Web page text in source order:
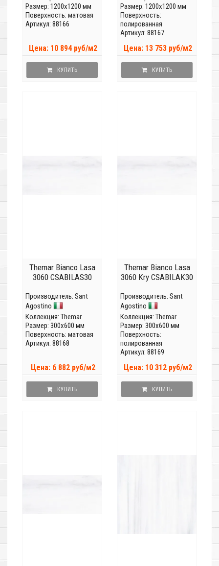
Размер: 1200x1200 мм
Поверхность: матовая
Артикул: 88166
Цена: 10 894 руб/м2
КУПИТЬ
Размер: 1200x1200 мм
Поверхность:
полированная
Артикул: 88167
Цена: 13 753 руб/м2
КУПИТЬ
Themar Bianco Lasa
3060 CSABILAS30
Производитель: Sant
Agostino
Коллекция: Themar
Размер: 300x600 мм
Поверхность: матовая
Артикул: 88168
Цена: 6 882 руб/м2
КУПИТЬ
Themar Bianco Lasa
3060 Kry CSABILAK30
Производитель: Sant
Agostino
Коллекция: Themar
Размер: 300x600 мм
Поверхность:
полированная
Артикул: 88169
Цена: 10 312 руб/м2
КУПИТЬ